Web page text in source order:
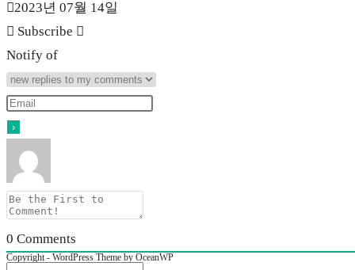
2023년 07월 14일
Subscribe
Notify of
0 Comments
Copyright - WordPress Theme by OceanWP